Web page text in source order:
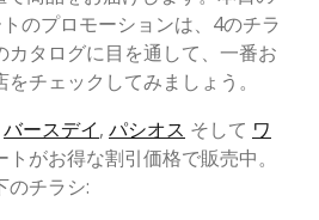
のプロモーションは、4のチラ
カタログに目を通して、一番お
チェックしてみましょう。
バースデイ, パシオス そして ワ
がお得な割引価格で販売中。
のチラシ: